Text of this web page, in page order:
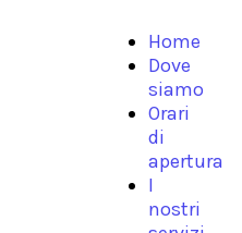
Home
Dove
siamo
Orari
di
apertura
I
nostri